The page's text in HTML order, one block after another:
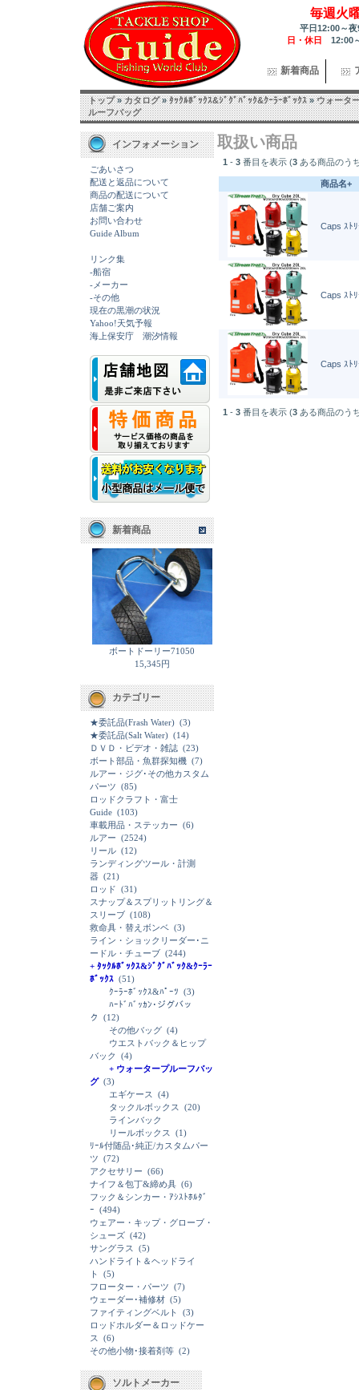
毎週火
平日12:00～
日・休日 12:00
新着商品
トップ»カタログ»ﾀｯｸﾙﾎﾞｯｸｽ&ｼﾞｸﾞﾊﾞｯｸ&ｸｰﾗｰﾎﾞｯｸｽ»ウォータ
ルーフバッグ
インフォメーション
ごあいさつ
配送と返品について
商品の配送について
店舗ご案内
お問い合わせ
Guide Album
リンク集
-船宿
-メーカー
-その他
現在の黒潮の状況
Yahoo!天気予報
海上保安庁 潮汐情報
新着商品
ボートドーリー71050
15,345円
カテゴリー
★委託品(Frash Water) (3)
★委託品(Salt Water) (14)
ＤＶＤ・ビデオ・雑誌 (23)
ボート部品・魚群探知機 (7)
ルアー・ジグ･その他カスタム
パーツ (85)
ロッドクラフト・富士
Guide (103)
車載用品・ステッカー (6)
ルアー (2524)
リール (12)
ランディングツール・計測
器 (21)
ロッド (31)
スナップ＆スプリットリング＆
スリーブ (108)
救命具・替えボンベ (3)
ライン・ショックリーダー･ニ
ードル・チューブ (244)
+ ﾀｯｸﾙﾎﾞｯｸｽ&ｼﾞｸﾞﾊﾞｯｸ&ｸｰﾗｰ
ﾎﾞｯｸｽ (51)
ｸｰﾗｰﾎﾞｯｸｽ&ﾊﾟｰﾂ (3)
ﾊｰﾄﾞﾊﾞｯｶﾝ･ジグバッ
ク
(12)
その他バッグ (4)
ウエストバック＆ヒップ
バック
(4)
+ ウォータープルーフバッ
グ(3)
エギケース
(4)
タックルボックス
(20)
ラインバック
リールボックス
(1)
ﾘｰﾙ付随品･純正/カスタムパー
ツ (72)
アクセサリー (66)
ナイフ＆包丁&締め具 (6)
フック＆シンカー・ｱｼｽﾄﾎﾙﾀﾞ
ｰ (494)
ウェアー・キップ・グローブ・
シューズ (42)
サングラス
(5)
ハンドライト＆ヘッドライ
ト
(5)
フローター・パーツ (7)
ウェーダー･補修材 (5)
ファイティングベルト
(3)
ロッドホルダー＆ロッドケー
ス
(6)
その他小物･接着剤等 (2)
ソルトメーカー
取扱い商品
1 - 3 番目を表示 (3 ある商品のう
商品名+
Caps ｽﾄ
Caps ｽﾄ
Caps ｽﾄ
1 - 3 番目を表示 (3 ある商品のう